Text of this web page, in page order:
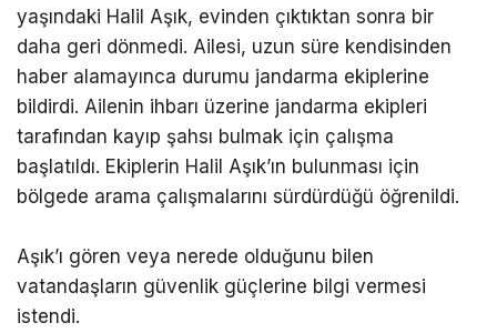
yaşındaki Halil Aşık, evinden çıktıktan sonra bir
daha geri dönmedi. Ailesi, uzun süre kendisinden
haber alamayınca durumu jandarma ekiplerine
bildirdi. Ailenin ihbarı üzerine jandarma ekipleri
tarafından kayıp şahsı bulmak için çalışma
başlatıldı. Ekiplerin Halil Aşık’ın bulunması için
bölgede arama çalışmalarını sürdürdüğü öğrenildi.
Aşık’ı gören veya nerede olduğunu bilen
vatandaşların güvenlik güçlerine bilgi vermesi
istendi.